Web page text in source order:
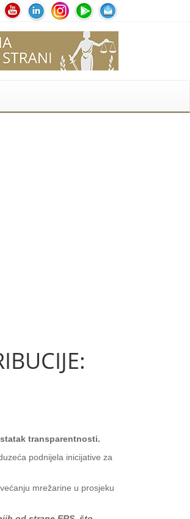
transparentnosti.
podnijela inicijative za
mrežarine u prosjeku